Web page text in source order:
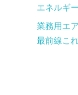
エネルギ
業務用エ
最前線こ